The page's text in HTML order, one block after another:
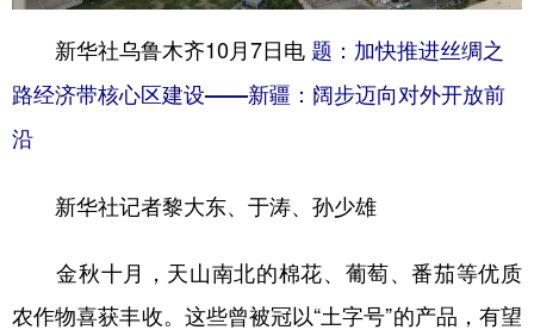
彩票 时尚
地方频道
北京 天津 河北 山西
新华社乌鲁木齐10月7日电 题：加快推进丝绸之
路经济带核心区建设——新疆：阔步迈向对外开放前
沿
新华社记者黎大东、于涛、孙少雄
金秋十月，天山南北的棉花、葡萄、番茄等优质
农作物喜获丰收。这些曾被冠以“土字号”的产品，有望